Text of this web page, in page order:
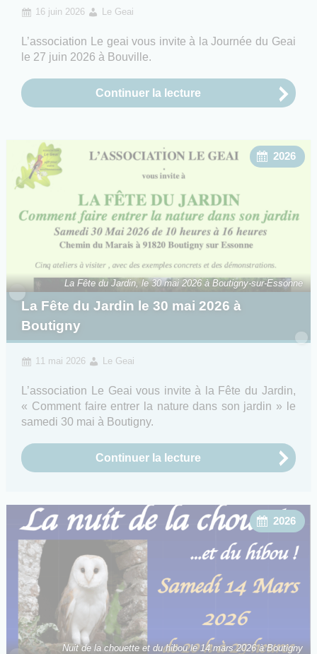
16 juin 2026 Le Geai
L’association Le geai vous invite à la Journée du Geai
le 27 juin 2026 à Bouville.
Continuer la lecture
La Fête du Jardin, le 30 mai 2026 à Boutigny-sur-Essonne
La Fête du Jardin le 30 mai 2026 à
Boutigny
11 mai 2026 Le Geai
L’association Le Geai vous invite à la Fête du Jardin,
« Comment faire entrer la nature dans son jardin » le
samedi 30 mai à Boutigny.
Continuer la lecture
2026
Nuit de la chouette et du hibou le 14 mars 2026 à Boutigny
2026